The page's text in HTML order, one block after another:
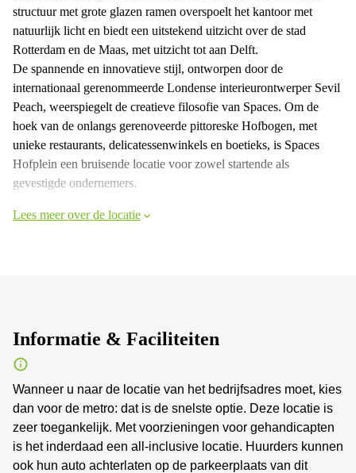
structuur met grote glazen ramen overspoelt het kantoor met
natuurlijk licht en biedt een uitstekend uitzicht over de stad
Rotterdam en de Maas, met uitzicht tot aan Delft.
De spannende en innovatieve stijl, ontworpen door de
internationaal gerenommeerde Londense interieurontwerper Sevil
Peach, weerspiegelt de creatieve filosofie van Spaces. Om de
hoek van de onlangs gerenoveerde pittoreske Hofbogen, met
unieke restaurants, delicatessenwinkels en boetieks, is Spaces
Hofplein een bruisende locatie voor zowel startende als
gevestigde ondernemers.
Lees meer over de locatie
Informatie & Faciliteiten
Wanneer u naar de locatie van het bedrijfsadres moet, kies
dan voor de metro: dat is de snelste optie. Deze locatie is
zeer toegankelijk. Met voorzieningen voor gehandicapten
is het inderdaad een all-inclusive locatie. Huurders kunnen
ook hun auto achterlaten op de parkeerplaats van dit